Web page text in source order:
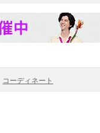
コーディネート